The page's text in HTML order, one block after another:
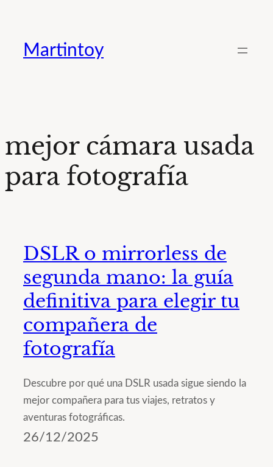
contenido
Martintoy
mejor cámara usada
para fotografía
DSLR o mirrorless de
segunda mano: la guía
definitiva para elegir tu
compañera de
fotografía
Descubre por qué una DSLR usada sigue siendo la
mejor compañera para tus viajes, retratos y
aventuras fotográficas.
26/12/2025